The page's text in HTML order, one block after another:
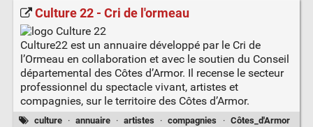
Culture 22 - Cri de l'ormeau
Culture22 est un annuaire développé par le Cri de
l’Ormeau en collaboration et avec le soutien du Conseil
départemental des Côtes d’Armor. Il recense le secteur
professionnel du spectacle vivant, artistes et
compagnies, sur le territoire des Côtes d’Armor.
culture · annuaire · artistes · compagnies · Côtes_d'Armor